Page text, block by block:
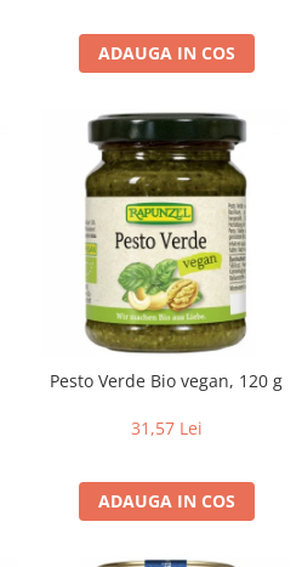
ADAUGA IN COS
Pesto Verde Bio vegan, 120 g
31,57 Lei
ADAUGA IN COS